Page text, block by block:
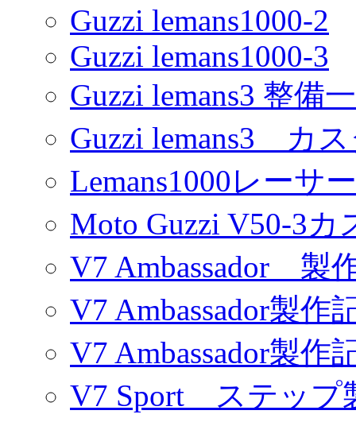
Guzzi lemans1000-2
Guzzi lemans1000-3
Guzzi lemans3 整備
Guzzi lemans3 カ
Lemans1000レーサ
Moto Guzzi V50-3カ
V7 Ambassador 製
V7 Ambassador製作
V7 Ambassador製作
V7 Sport ステップ